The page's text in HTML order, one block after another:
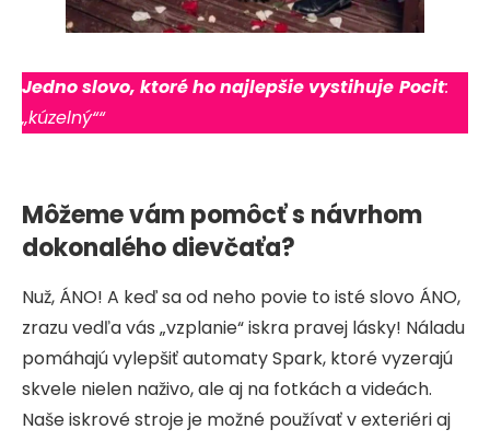
Jedno slovo, ktoré ho najlepšie vystihuje Pocit:
„kúzelný““
Môžeme vám pomôcť s návrhom
dokonalého dievčaťa?
Nuž, ÁNO! A keď sa od neho povie to isté slovo ÁNO,
zrazu vedľa vás „vzplanie“ iskra pravej lásky! Náladu
pomáhajú vylepšiť automaty Spark, ktoré vyzerajú
skvele nielen naživo, ale aj na fotkách a videách.
Naše iskrové stroje je možné používať v exteriéri aj